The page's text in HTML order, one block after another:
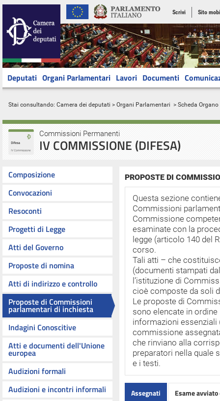
Scrivi Sito
Deputati Organi Parlamentari Lavori Documenti
Stai consultando: Camera dei deputati > Organi Parlamentari > Scheda Organo
Commissioni Permanenti
IV COMMISSIONE (DIFESA)
Composizione
Convocazioni
Resoconti
Progetti di Legge
Atti del Governo
Proposte di nomina
Atti di indirizzo e controllo
Proposte di Commissioni
parlamentari di inchiesta
Indagini Conoscitive
Atti e documenti dell'Unione
europea
Audizioni formali
Audizioni e incontri informali
PROPOSTE DI
Questa sezione
Commissioni
Commissione
esaminate con la
legge (articolo 140 del
corso.
Tali atti – che
(documenti stampati
l’istituzione di
cioè composte da soli
Le proposte di
sono elencate in
informazioni essenziali
commissione
che rinviano alla
preparatori nella quale
e i testi.
Assegnati Esame